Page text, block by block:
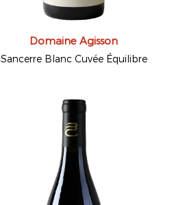
Domaine Agisson
Sancerre Blanc Cuvée Équilibre